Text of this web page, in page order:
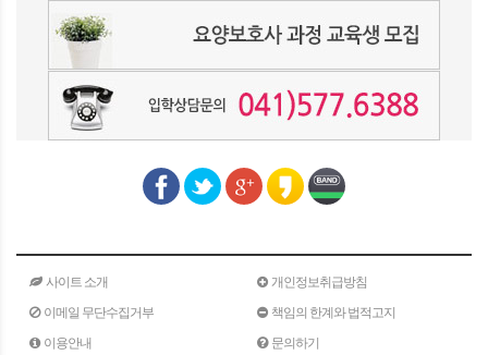
사이트 소개
개인정보취급방침
이메일 무단수집거부
책임의 한계와 법적고지
이용안내
문의하기